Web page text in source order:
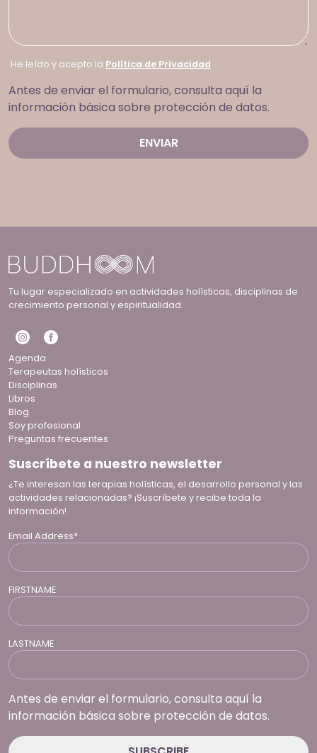
He leído y acepto la Política de Privacidad
Antes de enviar el formulario, consulta aquí la
información básica sobre protección de datos.
Tu lugar especializado en actividades holísticas, disciplinas de
crecimiento personal y espiritualidad.
Agenda
Terapeutas holísticos
Disciplinas
Libros
Blog
Soy profesional
Preguntas frecuentes
Suscríbete a nuestro newsletter
¿Te interesan las terapias holísticas, el desarrollo personal y las
actividades relacionadas? ¡Suscríbete y recibe toda la
información!
Email Address*
FIRSTNAME
LASTNAME
Antes de enviar el formulario, consulta aquí la
información básica sobre protección de datos.